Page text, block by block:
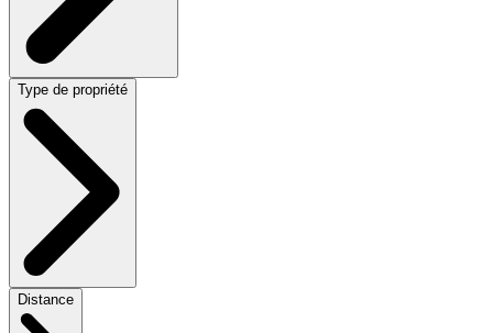
Type de propriété
Distance